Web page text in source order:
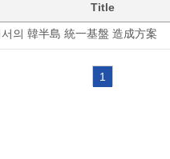
Title
의 韓半島 統一基盤 造成方案
1